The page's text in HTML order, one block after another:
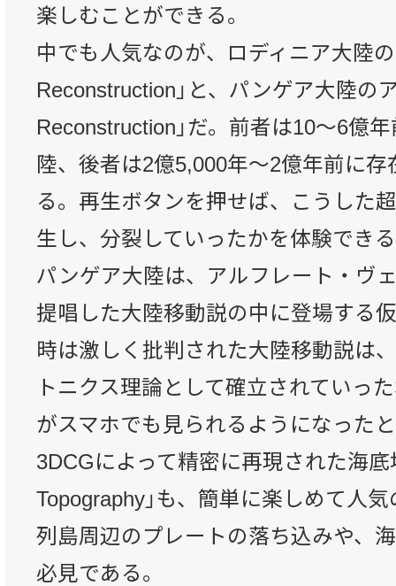
楽しむことができる。
中でも人気なのが、ロディニア大陸の
Reconstruction」と、パンゲア大陸の
Reconstruction」だ。前者は10〜6億
陸、後者は2億5,000年〜2億年前に
る。再生ボタンを押せば、こうした
生し、分裂していったかを体験でき
パンゲア大陸は、アルフレート・ヴ
提唱した大陸移動説の中に登場する
時は激しく批判された大陸移動説は
トニクス理論として確立されていっ
がスマホでも見られるようになった
3DCGによって精密に再現された海底
Topography」も、簡単に楽しめて人
列島周辺のプレートの落ち込みや、
必見である。